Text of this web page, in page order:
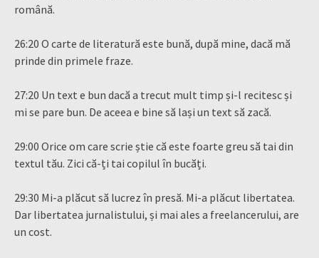
română.
26:20 O carte de literatură este bună, după mine, dacă mă
prinde din primele fraze.
27:20 Un text e bun dacă a trecut mult timp și-l recitesc și
mi se pare bun. De aceea e bine să lași un text să zacă.
29:00 Orice om care scrie știe că este foarte greu să tai din
textul tău. Zici că-ți tai copilul în bucăți.
29:30 Mi-a plăcut să lucrez în presă. Mi-a plăcut libertatea.
Dar libertatea jurnalistului, și mai ales a freelancerului, are
un cost.